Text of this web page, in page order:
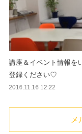
講座＆イベント情報を
登録ください♡
2016.11.16 12:22
メ